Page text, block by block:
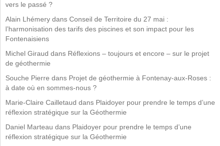
vers le passé ?
Alain Lhémery dans Conseil de Territoire du 27 mai :
l’harmonisation des tarifs des piscines et son impact pour les
Fontenaisiens
Michel Giraud dans Réflexions – toujours et encore – sur le projet
de géothermie
Souche Pierre dans Projet de géothermie à Fontenay-aux-Roses :
à date où en sommes-nous ?
Marie-Claire Cailletaud dans Plaidoyer pour prendre le temps d’une
réflexion stratégique sur la Géothermie
Daniel Marteau dans Plaidoyer pour prendre le temps d’une
réflexion stratégique sur la Géothermie